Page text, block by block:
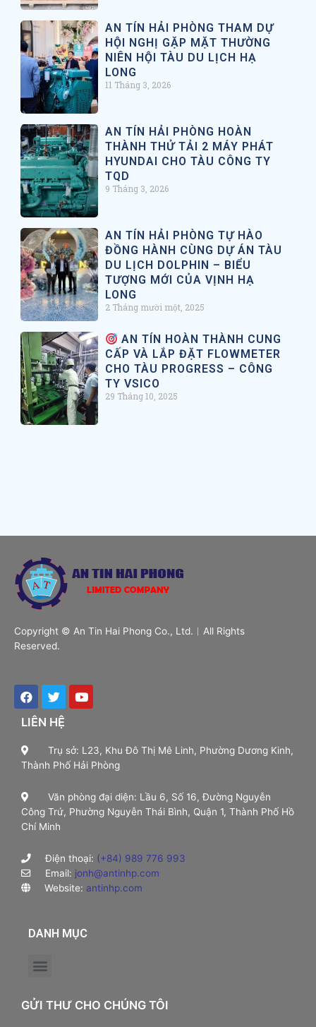
AN TÍN HẢI PHÒNG THAM DỰ
HỘI NGHỊ GẶP MẶT THƯỜNG
NIÊN HỘI TÀU DU LỊCH HẠ
LONG
11 Tháng 3, 2026
AN TÍN HẢI PHÒNG HOÀN
THÀNH THỬ TẢI 2 MÁY PHÁT
HYUNDAI CHO TÀU CÔNG TY
TQD
9 Tháng 3, 2026
AN TÍN HẢI PHÒNG TỰ HÀO
ĐỒNG HÀNH CÙNG DỰ ÁN TÀU
DU LỊCH DOLPHIN – BIỂU
TƯỢNG MỚI CỦA VỊNH HẠ
LONG
2 Tháng mười một, 2025
AN TÍN HOÀN THÀNH CUNG
CẤP VÀ LẮP ĐẶT FLOWMETER
CHO TÀU PROGRESS – CÔNG
TY VSICO
29 Tháng 10, 2025
Copyright © An Tin Hai Phong Co., Ltd.︱All Rights
Reserved.
LIÊN HỆ
Trụ sở: L23, Khu Đô Thị Mê Linh, Phường Dương Kinh,
Thành Phố Hải Phòng
Văn phòng đại diện: Lầu 6, Số 16, Đường Nguyễn
Công Trứ, Phường Nguyễn Thái Bình, Quận 1, Thành Phố Hồ
Chí Minh
Điện thoại: (+84) 989 776 993
Email: jonh@antinhp.com
Website: antinhp.com
DANH MỤC
GỬI THƯ CHO CHÚNG TÔI